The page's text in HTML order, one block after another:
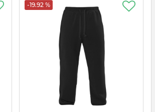
-19.92 %